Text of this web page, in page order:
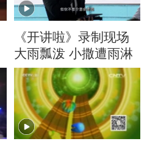
《开讲啦》录制现场
大雨瓢泼 小撒遭雨淋